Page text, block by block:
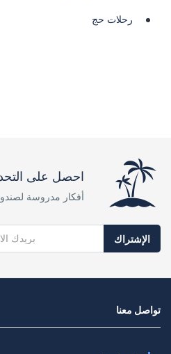
رحلات حج
احصل على
أفكار مدروسة
الإشتراك
تواصل معنا